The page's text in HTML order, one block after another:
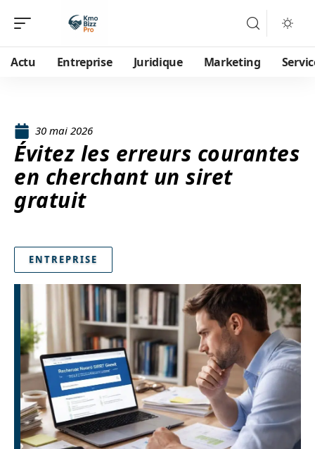
Actu Entreprise Juridique Marketing
30 mai 2026
Évitez les erreurs courantes
en cherchant un siret
gratuit
ENTREPRISE